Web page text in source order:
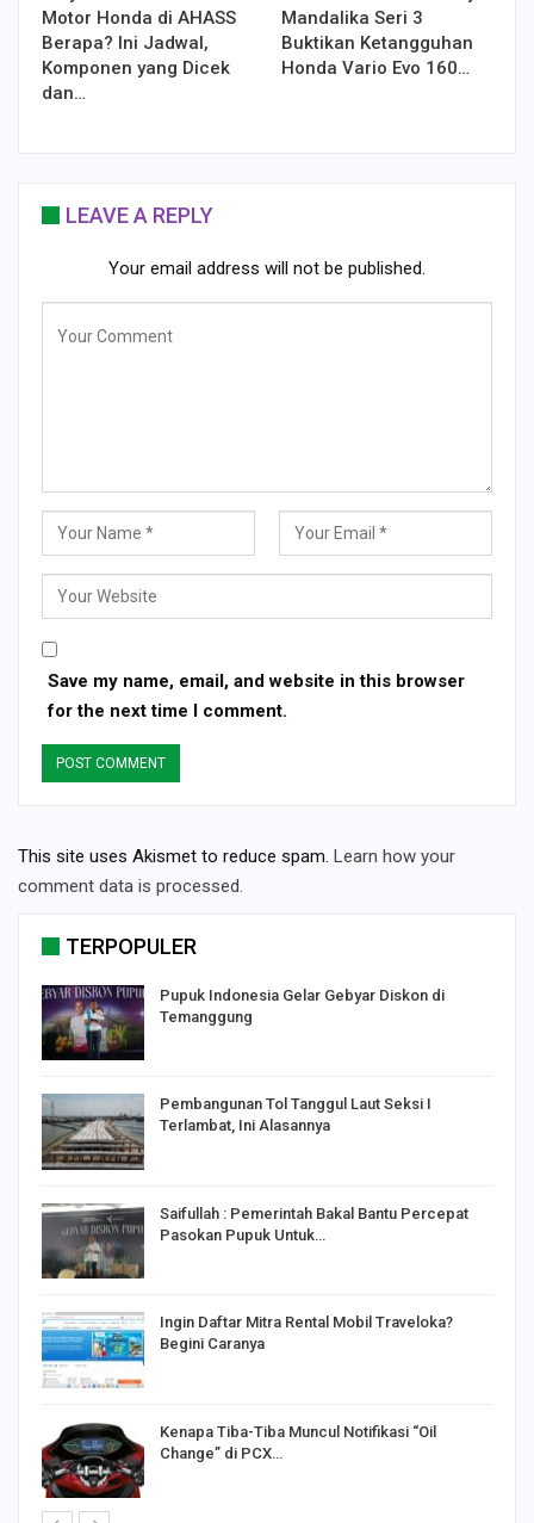
Motor Honda di AHASS
Berapa? Ini Jadwal,
Komponen yang Dicek
dan…
Mandalika Seri 3
Buktikan Ketangguhan
Honda Vario Evo 160…
LEAVE A REPLY
Your email address will not be published.
Save my name, email, and website in this browser
for the next time I comment.
This site uses Akismet to reduce spam. Learn how your
comment data is processed.
TERPOPULER
Pupuk Indonesia Gelar Gebyar Diskon di
Temanggung
Pembangunan Tol Tanggul Laut Seksi I
Terlambat, Ini Alasannya
Saifullah : Pemerintah Bakal Bantu Percepat
Pasokan Pupuk Untuk…
Ingin Daftar Mitra Rental Mobil Traveloka?
Begini Caranya
Kenapa Tiba-Tiba Muncul Notifikasi “Oil
Change” di PCX…